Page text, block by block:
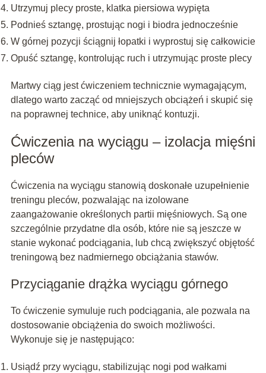
Utrzymuj plecy proste, klatka piersiowa wypięta
Podnieś sztangę, prostując nogi i biodra jednocześnie
W górnej pozycji ściągnij łopatki i wyprostuj się całkowicie
Opuść sztangę, kontrolując ruch i utrzymując proste plecy
Martwy ciąg jest ćwiczeniem technicznie wymagającym,
dlatego warto zacząć od mniejszych obciążeń i skupić się
na poprawnej technice, aby uniknąć kontuzji.
Ćwiczenia na wyciągu – izolacja mięśni
pleców
Ćwiczenia na wyciągu stanowią doskonałe uzupełnienie
treningu pleców, pozwalając na izolowane
zaangażowanie określonych partii mięśniowych. Są one
szczególnie przydatne dla osób, które nie są jeszcze w
stanie wykonać podciągania, lub chcą zwiększyć objętość
treningową bez nadmiernego obciążania stawów.
Przyciąganie drążka wyciągu górnego
To ćwiczenie symuluje ruch podciągania, ale pozwala na
dostosowanie obciążenia do swoich możliwości.
Wykonuje się je następująco:
Usiądź przy wyciągu, stabilizując nogi pod wałkami